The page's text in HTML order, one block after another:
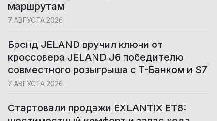
маршрутам
7 АВГУСТА 2026
Бренд JELAND вручил ключи от
кроссовера JELAND J6 победителю
совместного розыгрыша с T-Банком и S7
7 АВГУСТА 2026
Cтартовали продажи EXLANTIX ET8: